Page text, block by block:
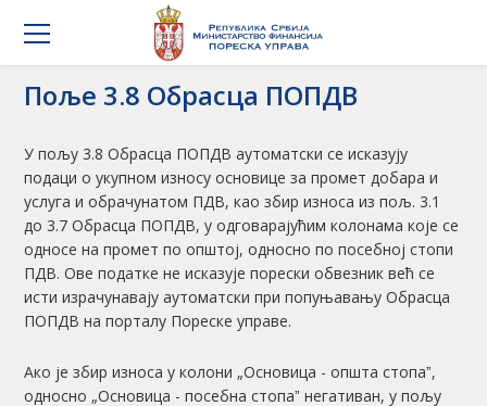
Поље 3.8 Обрасца ПОПДВ
У пољу 3.8 Обрасца ПОПДВ аутоматски се исказују
подаци о укупном износу основице за промет добара и
услуга и обрачунатом ПДВ, као збир износа из пољ. 3.1
до 3.7 Обрасца ПОПДВ, у одговарајућим колонама које се
односе на промет по општој, односно по посебној стопи
ПДВ. Ове податке не исказује порески обвезник већ се
исти израчунавају аутоматски при попуњавању Обрасца
ПОПДВ на порталу Пореске управе.
Ако је збир износа у колони „Основица - општа стопаˮ,
односно „Основица - посебна стопаˮ негативан, у пољу